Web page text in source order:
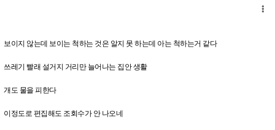
보이지 않는데 보이는 척하는 것은 알지 못 하는데 아는 척하는거 같다
쓰레기 빨래 설거지 거리만 늘어나는 집안 생활
개도 물을 피한다
이정도로 편집해도 조회수가 안 나오네